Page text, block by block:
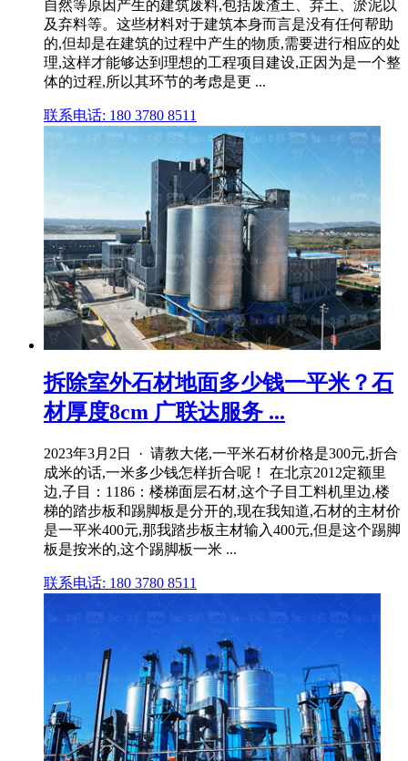
自然等原因产生的建筑废料,包括废渣土、弃土、淤泥以
及弃料等。这些材料对于建筑本身而言是没有任何帮助
的,但却是在建筑的过程中产生的物质,需要进行相应的处
理,这样才能够达到理想的工程项目建设,正因为是一个整
体的过程,所以其环节的考虑是更 ...
联系电话: 180 3780 8511
拆除室外石材地面多少钱一平米？石
材厚度8cm 广联达服务 ...
2023年3月2日 · 请教大佬,一平米石材价格是300元,折合
成米的话,一米多少钱怎样折合呢！ 在北京2012定额里
边,子目：1186：楼梯面层石材,这个子目工料机里边,楼
梯的踏步板和踢脚板是分开的,现在我知道,石材的主材价
是一平米400元,那我踏步板主材输入400元,但是这个踢脚
板是按米的,这个踢脚板一米 ...
联系电话: 180 3780 8511